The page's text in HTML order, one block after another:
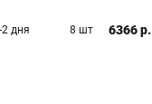
2 дня 8 шт 6366 р.